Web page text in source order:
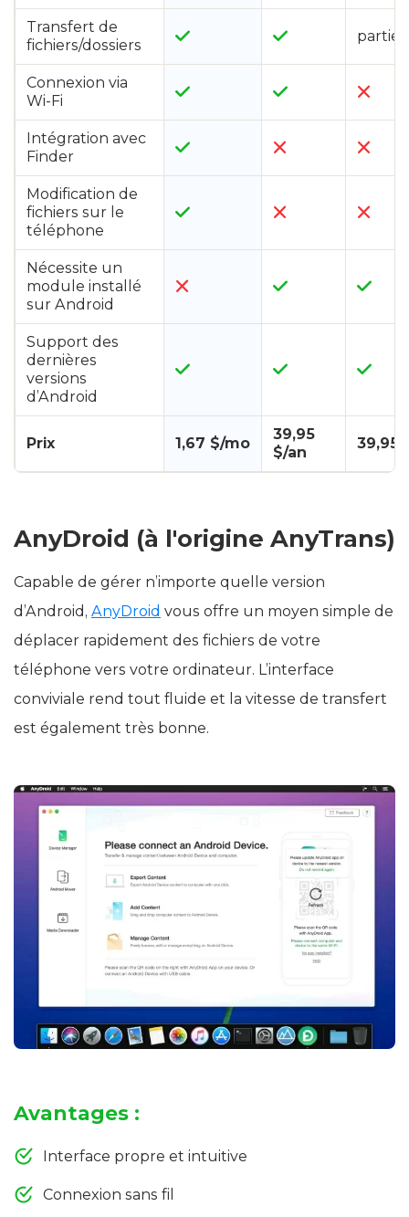
Transfert de
fichiers/dossiers
Connexion via
Wi-Fi
Intégration avec
Finder
Modification de
fichiers sur le
téléphone
Nécessite un
module installé
sur Android
Support des
dernières
versions
d’Android
Prix 1,67 $/mo
39,95
$/an
39,95
AnyDroid (à l'origine AnyTrans)
Capable de gérer n’importe quelle version
d’Android, AnyDroid vous offre un moyen simple de
déplacer rapidement des fichiers de votre
téléphone vers votre ordinateur. L’interface
conviviale rend tout fluide et la vitesse de transfert
est également très bonne.
Avantages :
Interface propre et intuitive
Connexion sans fil